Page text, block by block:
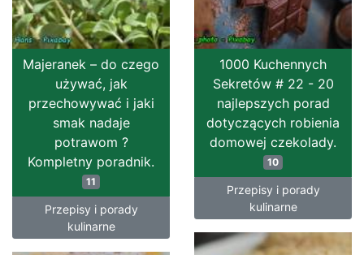
Majeranek – do czego
używać, jak
przechowywać i jaki
smak nadaje
potrawom ?
Kompletny poradnik.
11
Przepisy i porady
kulinarne
1000 Kuchennych
Sekretów # 22 - 20
najlepszych porad
dotyczących robienia
domowej czekolady.
10
Przepisy i porady
kulinarne